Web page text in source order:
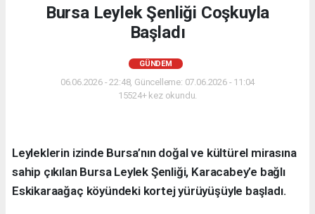
Bursa Leylek Şenliği Coşkuyla
Başladı
GÜNDEM
06.06.2026 - 22:48, Güncelleme: 07.06.2026 - 11:04
15524+ kez okundu.
Leyleklerin izinde Bursa’nın doğal ve kültürel mirasına
sahip çıkılan Bursa Leylek Şenliği, Karacabey’e bağlı
Eskikaraağaç köyündeki kortej yürüyüşüyle başladı.